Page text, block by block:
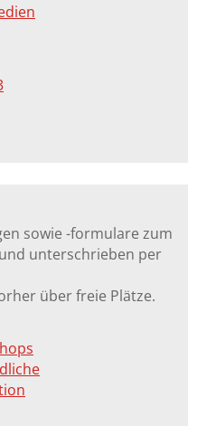
sowie -formulare zum
unterschrieben per
über freie Plätze.